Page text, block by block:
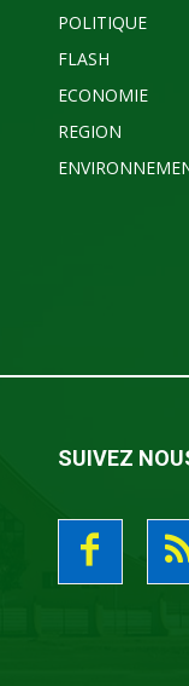
POLITIQUE
FLASH
ECONOMIE
REGION
SUIVEZ